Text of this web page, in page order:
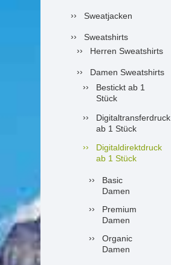
Sweatjacken
Sweatshirts
Herren Sweatshirts
Damen Sweatshirts
Bestickt ab 1
Stück
Digitaltransferdruck
ab 1 Stück
Digitaldirektdruck
ab 1 Stück
Basic
Damen
Premium
Damen
Organic
Damen